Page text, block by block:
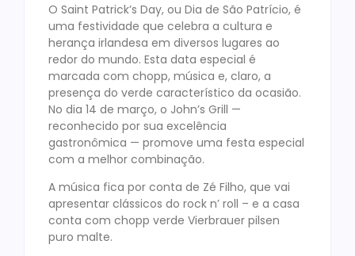
O Saint Patrick’s Day, ou Dia de São Patrício, é
uma festividade que celebra a cultura e
herança irlandesa em diversos lugares ao
redor do mundo. Esta data especial é
marcada com chopp, música e, claro, a
presença do verde característico da ocasião.
No dia 14 de março, o John’s Grill —
reconhecido por sua excelência
gastronômica — promove uma festa especial
com a melhor combinação.
A música fica por conta de Zé Filho, que vai
apresentar clássicos do rock n’ roll – e a casa
conta com chopp verde Vierbrauer pilsen
puro malte.